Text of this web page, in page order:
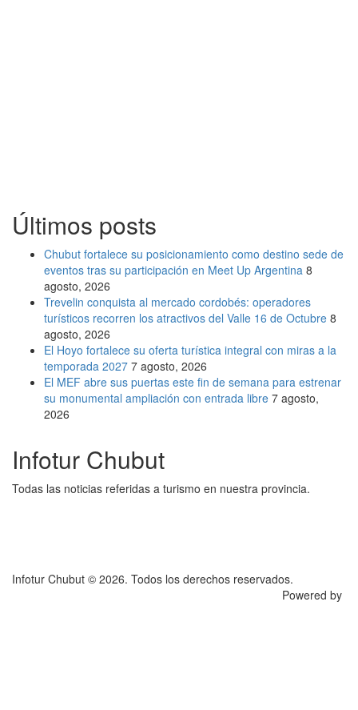
Últimos posts
Chubut fortalece su posicionamiento como destino sede de
eventos tras su participación en Meet Up Argentina 8
agosto, 2026
Trevelin conquista al mercado cordobés: operadores
turísticos recorren los atractivos del Valle 16 de Octubre 8
agosto, 2026
El Hoyo fortalece su oferta turística integral con miras a la
temporada 2027 7 agosto, 2026
El MEF abre sus puertas este fin de semana para estrenar
su monumental ampliación con entrada libre 7 agosto,
2026
Infotur Chubut
Todas las noticias referidas a turismo en nuestra provincia.
Infotur Chubut © 2026. Todos los derechos reservados.
Powered by